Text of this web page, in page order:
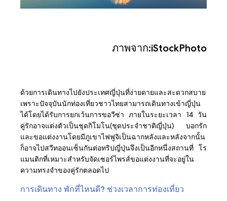
ภาพจาก:iStockPhoto
ด้วยการเดินทางไปยังประเทศญี่ปุ่นที่ง่ายดายและสะดวกสบาย
เพราะปัจจุบันนักท่องเที่ยวชาวไทยสามารถเดินทางเข้าญี่ปุ่น
ได้โดยได้รับการยกเว้นการขอวีซ่า ภายในระยะเวลา 14 วัน
คู่รักอาจแต่งตัวเป็นชุดกิโมโน(ชุดประจำชาติญี่ปุ่น) บอกรัก
และขอแต่งงานโดยมีภูเขาไฟฟูจิเป็นฉากหลังและหลังจากนั้น
ก็อาจไปสวีทออนเซ็นกันต่อทริปญี่ปุ่นจึงเป็นอีกหนึ่งสถานที่ โร
แมนติกที่เหมาะสำหรับจัดเซอร์ไพรส์ขอแต่งงานที่จะอยู่ใน
ความทรงจำของคู่รักตลอดไป
การเดินทาง พักที่ไหนดี? ช่วงเวลาการท่องเที่ยว